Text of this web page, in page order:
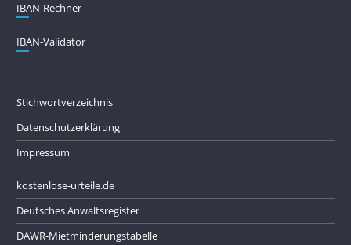
IBAN-Rechner
IBAN-Validator
Stichwortverzeichnis
Datenschutzerklärung
Impressum
kostenlose-urteile.de
Deutsches Anwaltsregister
DAWR-Mietminderungstabelle